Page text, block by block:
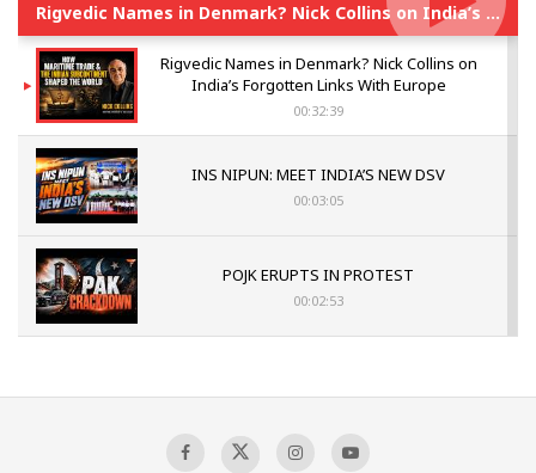
Rigvedic Names in Denmark? Nick Collins on India’s Forgotten Links With Europe
Rigvedic Names in Denmark? Nick Collins on
India’s Forgotten Links With Europe
00:32:39
INS NIPUN: MEET INDIA’S NEW DSV
00:03:05
POJK ERUPTS IN PROTEST
00:02:53
Sagar